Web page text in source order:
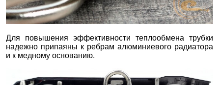
Для повышения эффективности теплообмена трубки
надежно припаяны к ребрам алюминиевого радиатора
и к медному основанию.